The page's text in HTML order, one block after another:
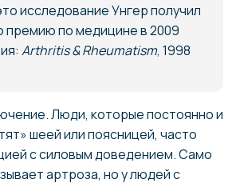
исследование Унгер получил
по медицине в 2009
Arthritis & Rheumatism, 1998
Люди, которые постоянно и
шеей или поясницей, часто
с силовым доведением. Само
артроза, но у людей с